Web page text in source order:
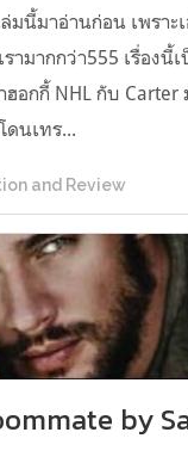
มนี้มาอ่านก่อน เพราะ
ามากกว่า555 เรื่องนี้
ฮอกกี้ NHL กับ
ดนเทร...
and Review
by